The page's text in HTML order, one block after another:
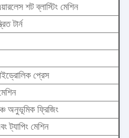
শট ব্লাস্টিং মেশিন
টার্ন
প্রেস
অনুভূমিক ফ্রিজিং
ট্যাপিং মেশিন